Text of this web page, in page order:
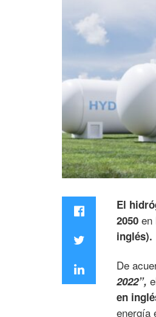
El
2050 en
inglés).
De
2022”,
en
energía